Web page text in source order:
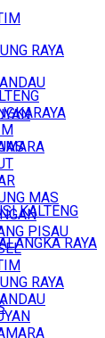
RAYA
KALTENG
RAYA
MAS
PISAU
RAYA